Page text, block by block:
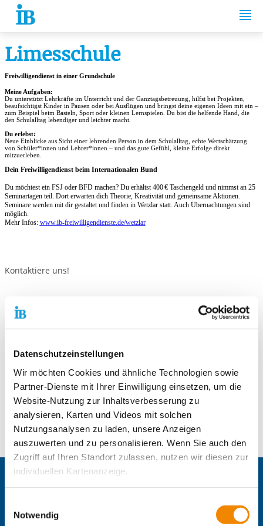
Datenschutzeinstellungen
Wir möchten Cookies und ähnliche Technologien sowie
Partner-Dienste mit Ihrer Einwilligung einsetzen, um die
Website-Nutzung zur Inhaltsverbesserung zu
analysieren, Karten und Videos mit solchen
Nutzungsanalysen zu laden, unsere Anzeigen
auszuwerten und zu personalisieren. Wenn Sie auch den
Zugriff auf Ihren Standort zulassen, nutzen wir diesen zur
individuellen Kartenanzeige.
unsere Partner Daten wie Ihre IP-Adresse und
Notwendig
Springe zum Inhalt
Limesschule
Freiwilligendienst in einer Grundschule
Meine Aufgaben:
Du unterstützt Lehrkräfte im Unterricht und der Ganztagsbetreuung, hilfst bei Projekten,
beaufsichtigst Kinder in Pausen oder bei Ausflügen und bringst deine eigenen Ideen mit ein –
zum Beispiel beim Basteln, Sport oder kleinen Lernspielen. Du bist die helfende Hand, die
den Schulalltag lebendiger und leichter macht.
Du erlebst:
Neue Einblicke aus Sicht einer lehrenden Person in dem Schulalltag, echte Wertschätzung
von Schüler*innen und Lehrer*innen – und das gute Gefühl, kleine Erfolge direkt
mitzuerleben.
Dein Freiwilligendienst beim Internationalen Bund
Du möchtest ein FSJ oder BFD machen? Du erhältst 400€ Taschengeld und nimmst an 25
Seminartagen teil. Dort erwarten dich Theorie, Kreativität und gemeinsame Aktionen.
Seminare werden mit dir gestaltet und finden in Wetzlar statt. Auch Übernachtungen sind
möglich.
Mehr Infos: www.ib-freiwilligendienste.de/wetzlar
Kontaktiere uns!
Standort
35578 Wetzlar
Telefonnummer
0 6441 44 59-230
Faxnummer
0 6441 44 59-220
E-Mail an Freiwilligendienste Mittelhessen / Wetzlar
E-Mail schreiben
Zum Standort
Die Internationale Arbeit des IB